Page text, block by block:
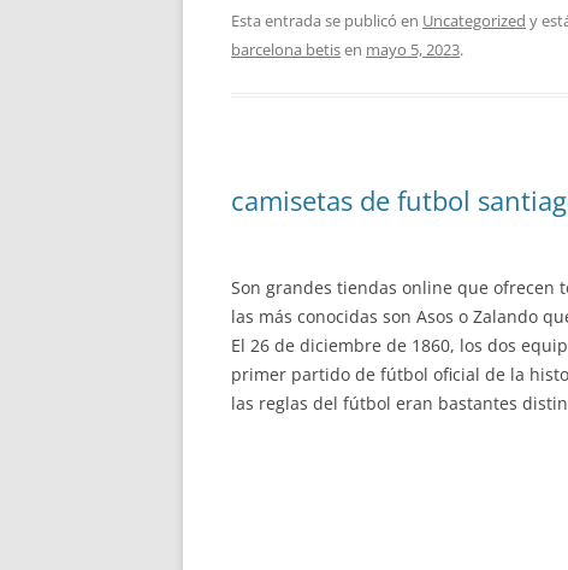
Esta entrada se publicó en Uncategorized y
barcelona betisen mayo 5, 2023.
camisetas de futbol
Son grandes tiendas online que ofrecen
las más conocidas son Asos o Zalando
El 26 de diciembre de 1860, los dos
primer partido de fútbol oficial de la
las reglas del fútbol eran bastantes